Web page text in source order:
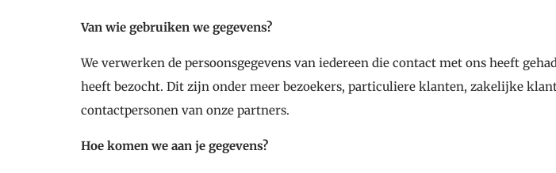
Van wie gebruiken we gegevens?
We verwerken de persoonsgegevens van iedereen die contact met ons heeft
heeft bezocht. Dit zijn onder meer bezoekers, particuliere klanten, zakelijke
contactpersonen van onze partners.
Hoe komen we aan je gegevens?